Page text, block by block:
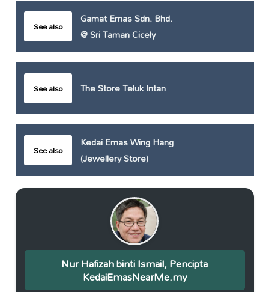
See also
Gamat Emas Sdn. Bhd.
@ Sri Taman Cicely
See also The Store Teluk Intan
See also
Kedai Emas Wing Hang
(Jewellery Store)
Nur Hafizah binti Ismail, Pencipta
KedaiEmasNearMe.my